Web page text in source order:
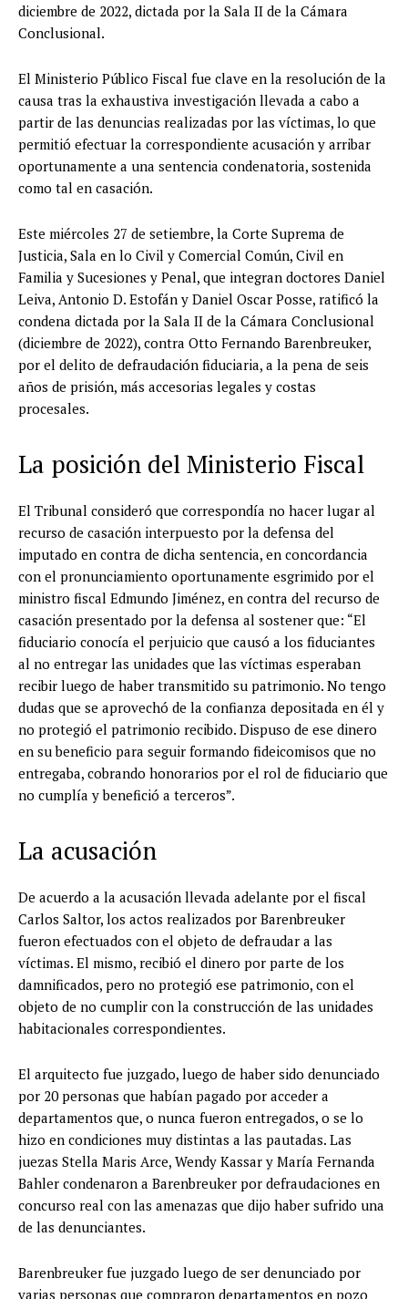
diciembre de 2022, dictada por la Sala II de la Cámara
Conclusional.
El Ministerio Público Fiscal fue clave en la resolución de la
causa tras la exhaustiva investigación llevada a cabo a
partir de las denuncias realizadas por las víctimas, lo que
permitió efectuar la correspondiente acusación y arribar
oportunamente a una sentencia condenatoria, sostenida
como tal en casación.
Este miércoles 27 de setiembre, la Corte Suprema de
Justicia, Sala en lo Civil y Comercial Común, Civil en
Familia y Sucesiones y Penal, que integran doctores Daniel
Leiva, Antonio D. Estofán y Daniel Oscar Posse, ratificó la
condena dictada por la Sala II de la Cámara Conclusional
(diciembre de 2022), contra Otto Fernando Barenbreuker,
por el delito de defraudación fiduciaria, a la pena de seis
años de prisión, más accesorias legales y costas
procesales.
La posición del Ministerio Fiscal
El Tribunal consideró que correspondía no hacer lugar al
recurso de casación interpuesto por la defensa del
imputado en contra de dicha sentencia, en concordancia
con el pronunciamiento oportunamente esgrimido por el
ministro fiscal Edmundo Jiménez, en contra del recurso de
casación presentado por la defensa al sostener que: “El
fiduciario conocía el perjuicio que causó a los fiduciantes
al no entregar las unidades que las víctimas esperaban
recibir luego de haber transmitido su patrimonio. No tengo
dudas que se aprovechó de la confianza depositada en él y
no protegió el patrimonio recibido. Dispuso de ese dinero
en su beneficio para seguir formando fideicomisos que no
entregaba, cobrando honorarios por el rol de fiduciario que
no cumplía y benefició a terceros”.
La acusación
De acuerdo a la acusación llevada adelante por el fiscal
Carlos Saltor, los actos realizados por Barenbreuker
fueron efectuados con el objeto de defraudar a las
víctimas. El mismo, recibió el dinero por parte de los
damnificados, pero no protegió ese patrimonio, con el
objeto de no cumplir con la construcción de las unidades
habitacionales correspondientes.
El arquitecto fue juzgado, luego de haber sido denunciado
por 20 personas que habían pagado por acceder a
departamentos que, o nunca fueron entregados, o se lo
hizo en condiciones muy distintas a las pautadas. Las
juezas Stella Maris Arce, Wendy Kassar y María Fernanda
Bahler condenaron a Barenbreuker por defraudaciones en
concurso real con las amenazas que dijo haber sufrido una
de las denunciantes.
Barenbreuker fue juzgado luego de ser denunciado por
varias personas que compraron departamentos en pozo